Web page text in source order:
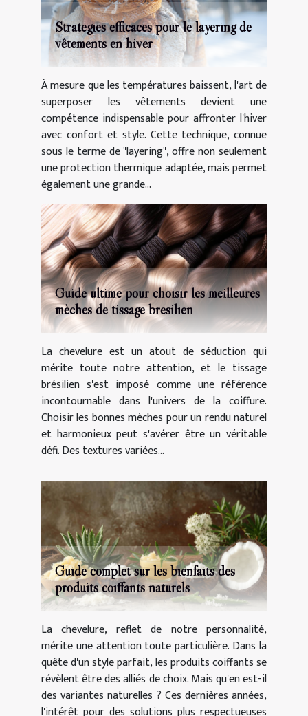
Stratégies efficaces pour le layering de
vêtements en hiver
À mesure que les températures baissent, l'art de
superposer les vêtements devient une
compétence indispensable pour affronter l'hiver
avec confort et style. Cette technique, connue
sous le terme de "layering", offre non seulement
une protection thermique adaptée, mais permet
également une grande...
Guide ultime pour choisir les meilleures
mèches de tissage brésilien
La chevelure est un atout de séduction qui
mérite toute notre attention, et le tissage
brésilien s'est imposé comme une référence
incontournable dans l'univers de la coiffure.
Choisir les bonnes mèches pour un rendu naturel
et harmonieux peut s'avérer être un véritable
défi. Des textures variées...
Guide complet sur les bienfaits des
produits coiffants naturels
La chevelure, reflet de notre personnalité,
mérite une attention toute particulière. Dans la
quête d'un style parfait, les produits coiffants se
révèlent être des alliés de choix. Mais qu'en est-il
des variantes naturelles ? Ces dernières années,
l'intérêt pour des solutions plus respectueuses